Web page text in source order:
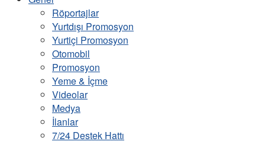
Röportajlar
Yurtdışı Promosyon
Yurtiçi Promosyon
Otomobil
Promosyon
Yeme & İçme
Videolar
Medya
İlanlar
7/24 Destek Hattı